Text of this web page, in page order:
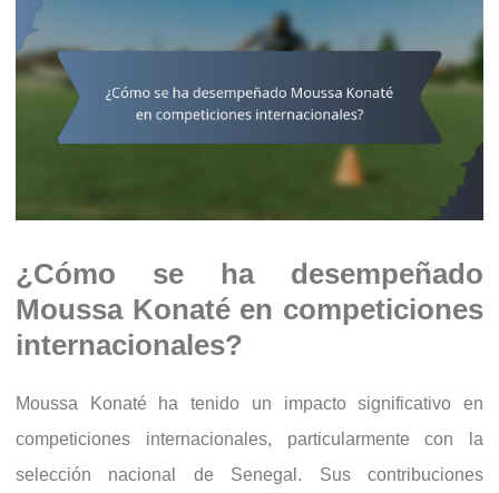
¿Cómo se ha desempeñado
Moussa Konaté en competiciones
internacionales?
Moussa Konaté ha tenido un impacto significativo en
competiciones internacionales, particularmente con la
selección nacional de Senegal. Sus contribuciones